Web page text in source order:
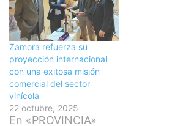
Zamora refuerza su
proyección internacional
con una exitosa misión
comercial del sector
vinícola
22 octubre, 2025
En «PROVINCIA»